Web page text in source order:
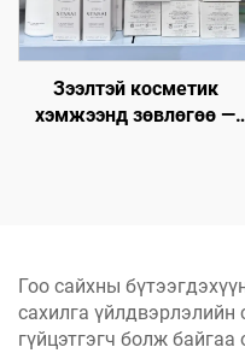
Зээлтэй косметик
хэмжээнд зөвлөгөө —
Гоо сайхны
сахилга үйлдвэрлэлийн
гүйцэтгэгч болж